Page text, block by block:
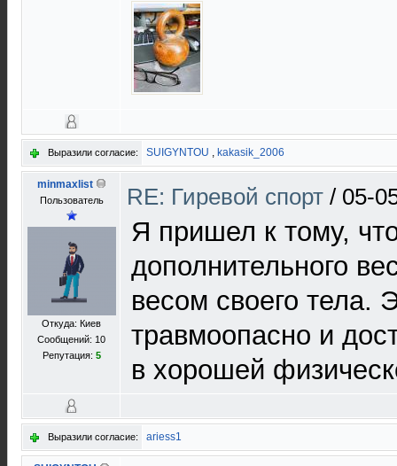
Выразили согласие: SUIGYNTOU , kakasik_2006
minmaxlist
Пользователь
Откуда: Киев
Сообщений: 10
Репутация: 5
RE: Гиревой спорт / 05-
Я пришел к тому,
дополнительного
весом своего тела.
травмоопасно и
в хорошей
Выразили согласие: ariess1